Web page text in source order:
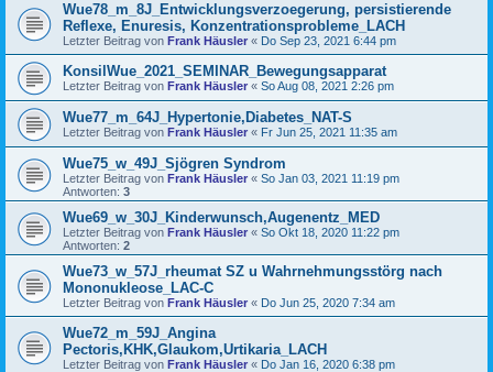
Wue78_m_8J_Entwicklungsverzoegerung, persistierende
Reflexe, Enuresis, Konzentrationsprobleme_LACH
Letzter Beitrag von Frank Häusler « Do Sep 23, 2021 6:44 pm
KonsilWue_2021_SEMINAR_Bewegungsapparat
Letzter Beitrag von Frank Häusler « So Aug 08, 2021 2:26 pm
Wue77_m_64J_Hypertonie,Diabetes_NAT-S
Letzter Beitrag von Frank Häusler « Fr Jun 25, 2021 11:35 am
Wue75_w_49J_Sjögren Syndrom
Letzter Beitrag von Frank Häusler « So Jan 03, 2021 11:19 pm
Antworten: 3
Wue69_w_30J_Kinderwunsch,Augenentz_MED
Letzter Beitrag von Frank Häusler « So Okt 18, 2020 11:22 pm
Antworten: 2
Wue73_w_57J_rheumat SZ u Wahrnehmungsstörg nach
Mononukleose_LAC-C
Letzter Beitrag von Frank Häusler « Do Jun 25, 2020 7:34 am
Wue72_m_59J_Angina
Pectoris,KHK,Glaukom,Urtikaria_LACH
Letzter Beitrag von Frank Häusler « Do Jan 16, 2020 6:38 pm